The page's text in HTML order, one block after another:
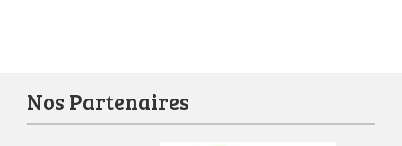
Nos Partenaires